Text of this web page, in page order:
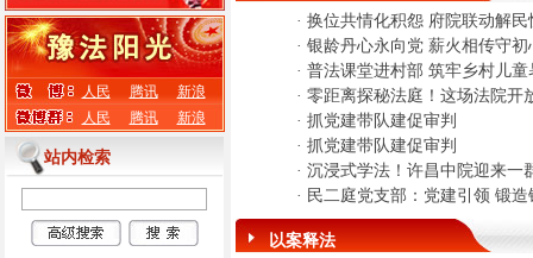
人民 腾讯
新浪
人民
腾讯 新浪
站内检索
· 换位共情化积怨 府院联动解民
· 银龄丹心永向党 薪火相传守初
· 普法课堂进村部 筑牢乡村儿童
· 零距离探秘法庭！这场法院开
· 抓党建带队建促审判
· 抓党建带队建促审判
· 沉浸式学法！许昌中院迎来一
· 民二庭党支部：党建引领 锻造
以案释法